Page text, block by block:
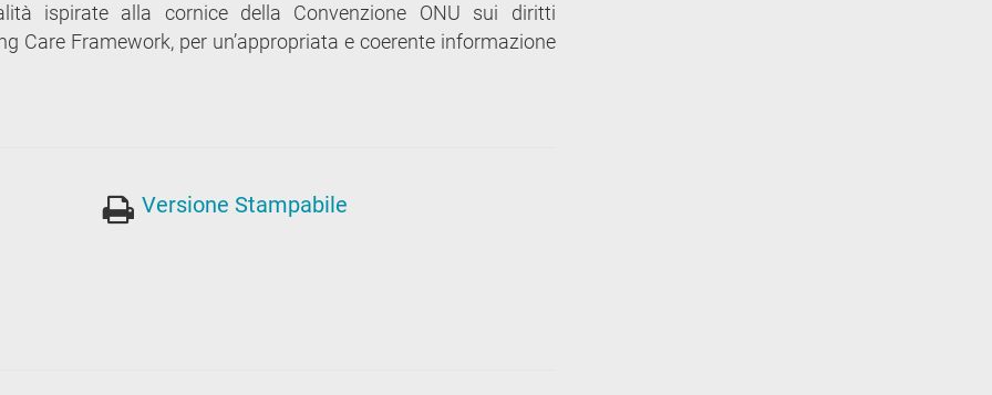
ispirate alla cornice della Convenzione ONU sui diritti
Care Framework, per un’appropriata e coerente informazione
Versione Stampabile